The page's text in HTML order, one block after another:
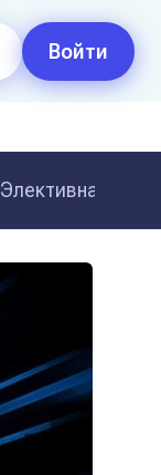
Войти
Элективная